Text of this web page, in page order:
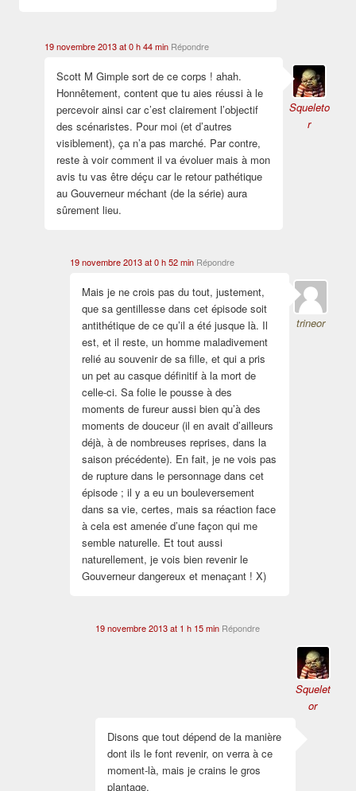
Squeleto
r
19 novembre 2013 at 0 h 44 min Répondre
Scott M Gimple sort de ce corps ! ahah.
Honnêtement, content que tu aies réussi à le
percevoir ainsi car c’est clairement l’objectif
des scénaristes. Pour moi (et d’autres
visiblement), ça n’a pas marché. Par contre,
reste à voir comment il va évoluer mais à mon
avis tu vas être déçu car le retour pathétique
au Gouverneur méchant (de la série) aura
sûrement lieu.
trineor
19 novembre 2013 at 0 h 52 min Répondre
Mais je ne crois pas du tout, justement,
que sa gentillesse dans cet épisode soit
antithétique de ce qu’il a été jusque là. Il
est, et il reste, un homme maladivement
relié au souvenir de sa fille, et qui a pris
un pet au casque définitif à la mort de
celle-ci. Sa folie le pousse à des
moments de fureur aussi bien qu’à des
moments de douceur (il en avait d’ailleurs
déjà, à de nombreuses reprises, dans la
saison précédente). En fait, je ne vois pas
de rupture dans le personnage dans cet
épisode ; il y a eu un bouleversement
dans sa vie, certes, mais sa réaction face
à cela est amenée d’une façon qui me
semble naturelle. Et tout aussi
naturellement, je vois bien revenir le
Gouverneur dangereux et menaçant ! X)
Squelet
or
19 novembre 2013 at 1 h 15 min Répondre
Disons que tout dépend de la manière
dont ils le font revenir, on verra à ce
moment-là, mais je crains le gros
plantage.